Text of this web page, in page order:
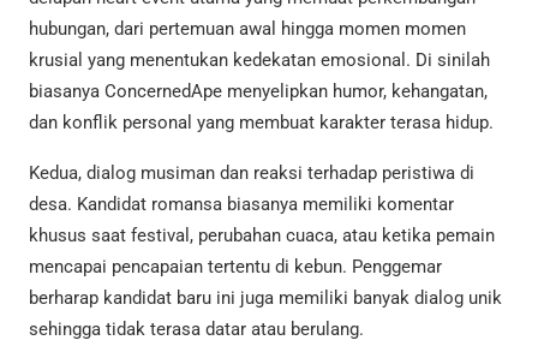
hubungan, dari pertemuan awal hingga momen momen
krusial yang menentukan kedekatan emosional. Di sinilah
biasanya ConcernedApe menyelipkan humor, kehangatan,
dan konflik personal yang membuat karakter terasa hidup.
Kedua, dialog musiman dan reaksi terhadap peristiwa di
desa. Kandidat romansa biasanya memiliki komentar
khusus saat festival, perubahan cuaca, atau ketika pemain
mencapai pencapaian tertentu di kebun. Penggemar
berharap kandidat baru ini juga memiliki banyak dialog unik
sehingga tidak terasa datar atau berulang.